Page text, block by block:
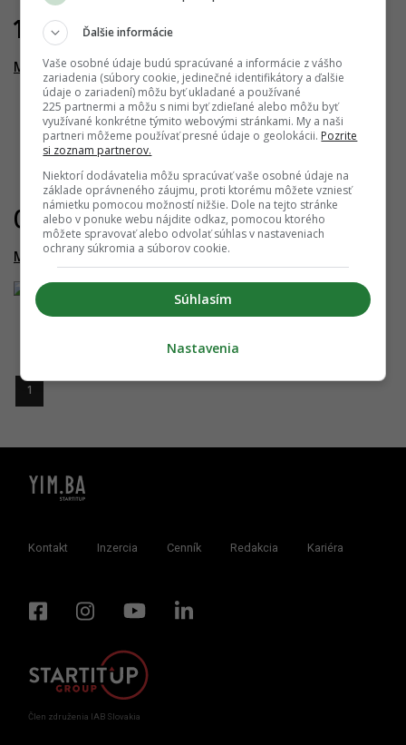
14.12.2025
Matadorka Living - 1. etapa: Smaltovňa
06.12.2018
Matadorka Living - 1. etapa: Smaltovňa
1
Kontakt Inzercia Cenník Redakcia Kariéra
Člen združenia IAB Slovakia
Ďalšie informácie
Vaše osobné údaje budú spracúvané a informácie z vášho
zariadenia (súbory cookie, jedinečné identifikátory a ďalšie
údaje o zariadení) môžu byť ukladané a používané
225 partnermi a môžu s nimi byť zdieľané alebo môžu byť
využívané konkrétne týmito webovými stránkami. My a naši
partneri môžeme používať presné údaje o geolokácii. Pozrite
si zoznam partnerov.
Niektorí dodávatelia môžu spracúvať vaše osobné údaje na
základe oprávneného záujmu, proti ktorému môžete vzniesť
námietku pomocou možností nižšie. Dole na tejto stránke
alebo v ponuke webu nájdite odkaz, pomocou ktorého
môžete spravovať alebo odvolať súhlas v nastaveniach
ochrany súkromia a súborov cookie.
Súhlasím
Nastavenia